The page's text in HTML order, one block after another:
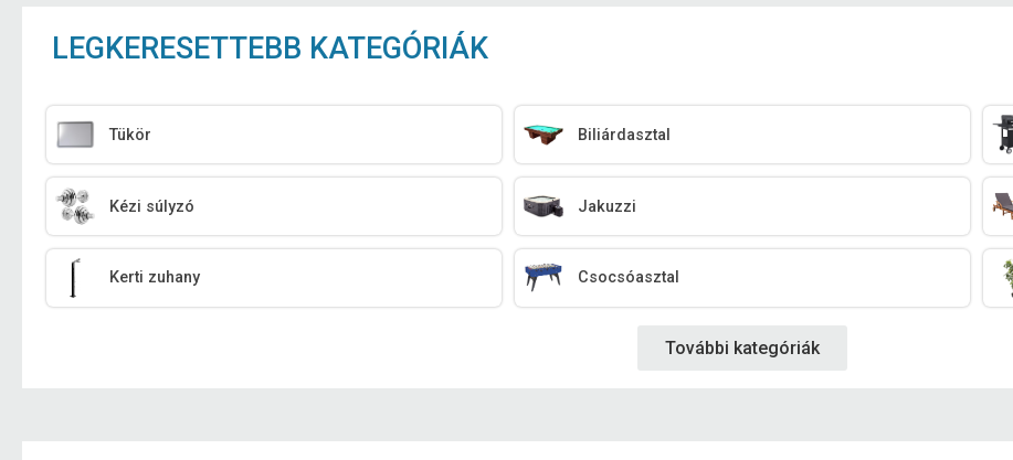
LEGKERESETTEBB KATEGÓRIÁK
Tükör Biliárdasztal
Kézi súlyzó Jakuzzi
Kerti zuhany Csocsóasztal
További kategóriák